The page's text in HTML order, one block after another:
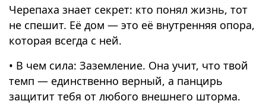
Черепаха знает секрет: кто понял жизнь, тот
не спешит. Её дом — это её внутренняя опора,
которая всегда с ней.
• В чем сила: Заземление. Она учит, что твой
темп — единственно верный, а панцирь
защитит тебя от любого внешнего шторма.